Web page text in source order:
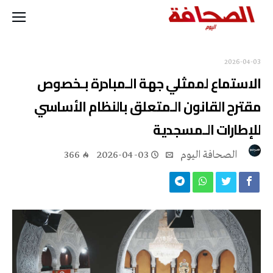
2026-04-03
الاستماع لممثلي جهة الـمبادرة بـخصوص
مقترح القانون الـمتعلق بالنظام الأساسي
للإطارات الـمسجدية
2026-04-03
366